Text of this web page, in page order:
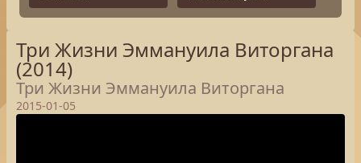
Три Жизни Эммануила Виторгана
(2014)
Три Жизни Эммануила Виторгана
2015-01-05